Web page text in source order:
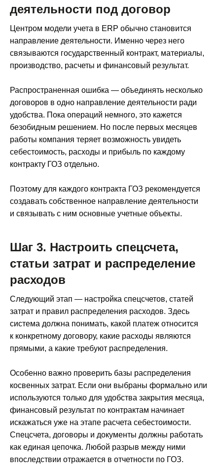
деятельности под договор
Центром модели учета в ERP обычно становится
направление деятельности. Именно через него
связываются государственный контракт, материалы,
производство, расчеты и финансовый результат.
Распространенная ошибка — объединять несколько
договоров в одно направление деятельности ради
удобства. Пока операций немного, это кажется
безобидным решением. Но после первых месяцев
работы компания теряет возможность увидеть
себестоимость, расходы и прибыль по каждому
контракту ГОЗ отдельно.
Поэтому для каждого контракта ГОЗ рекомендуется
создавать собственное направление деятельности
и связывать с ним основные учетные объекты.
Шаг 3. Настроить спецсчета,
статьи затрат и распределение
расходов
Следующий этап — настройка спецсчетов, статей
затрат и правил распределения расходов. Здесь
система должна понимать, какой платеж относится
к конкретному договору, какие расходы являются
прямыми, а какие требуют распределения.
Особенно важно проверить базы распределения
косвенных затрат. Если они выбраны формально или
используются только для удобства закрытия месяца,
финансовый результат по контрактам начинает
искажаться уже на этапе расчета себестоимости.
Спецсчета, договоры и документы должны работать
как единая цепочка. Любой разрыв между ними
впоследствии отражается в отчетности по ГОЗ.